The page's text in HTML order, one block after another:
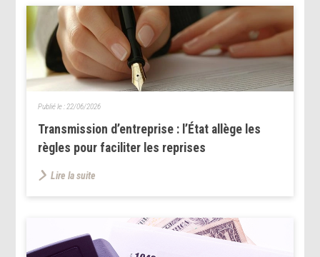
Transmission d’entreprise : l’État allège les
règles pour faciliter les reprises
Publié le : 22/06/2026
Lire la suite